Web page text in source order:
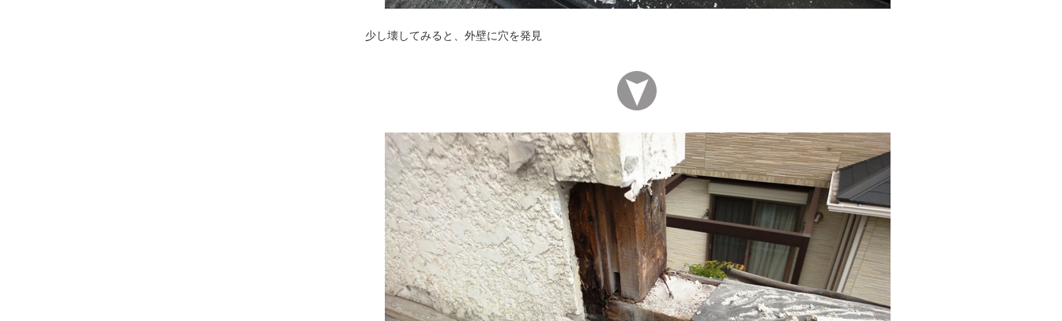
少し壊してみると、外壁に穴を発見